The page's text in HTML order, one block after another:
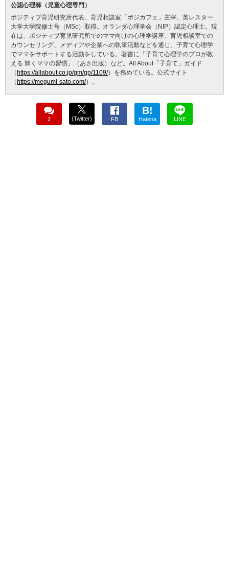
公認心理師（児童心理専門）
ポジティブ育児研究所代表。育児相談室「ポジカフェ」主宰。英レスター
大学大学院修士号（MSc）取得。オランダ心理学会（NIP）認定心理士。現
在は、ポジティブ育児研究所でのママ向けの心理学講座、育児相談室での
カウンセリング、メディアや企業への執筆活動などを通じ、子育て心理学
でママをサポートする活動をしている。著書に「子育て心理学のプロが教
える 輝くママの習慣」（あさ出版）など。All About「子育て」ガイド
（ https://allabout.co.jp/gm/gp/1109/）を務めている。公式サイト
（ https://megumi-sato.com/）。
2 (Twitter) FB
B!
Hatena LINE